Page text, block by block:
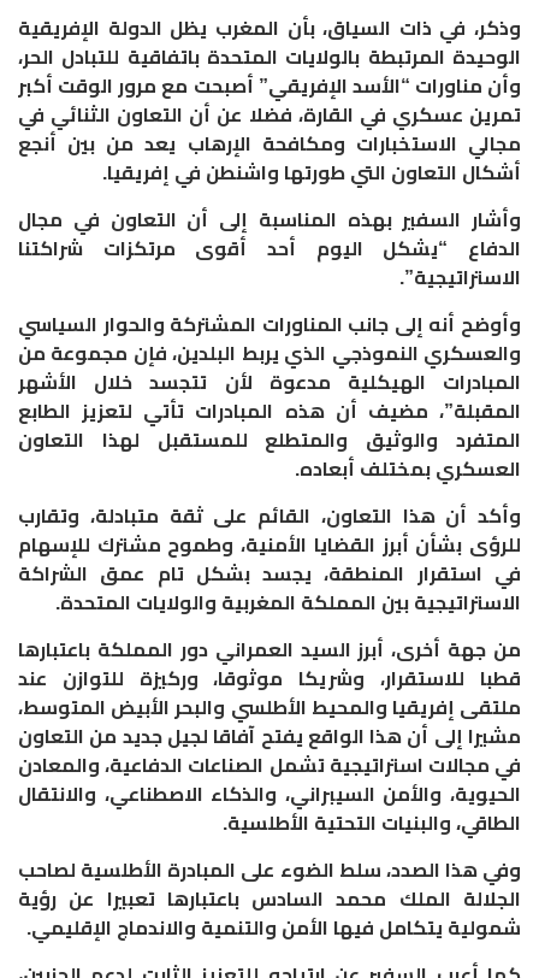
وذكر، في ذات السياق، بأن المغرب يظل الدولة الإفريقية
الوحيدة المرتبطة بالولايات المتحدة باتفاقية للتبادل الحر،
وأن مناورات “الأسد الإفريقي” أصبحت مع مرور الوقت أكبر
تمرين عسكري في القارة، فضلا عن أن التعاون الثنائي في
مجالي الاستخبارات ومكافحة الإرهاب يعد من بين أنجع
أشكال التعاون التي طورتها واشنطن في إفريقيا.
وأشار السفير بهذه المناسبة إلى أن التعاون في مجال
الدفاع “يشكل اليوم أحد أقوى مرتكزات شراكتنا
الاستراتيجية”.
وأوضح أنه إلى جانب المناورات المشتركة والحوار السياسي
والعسكري النموذجي الذي يربط البلدين، فإن مجموعة من
المبادرات الهيكلية مدعوة لأن تتجسد خلال الأشهر
المقبلة”، مضيف أن هذه المبادرات تأتي لتعزيز الطابع
المتفرد والوثيق والمتطلع للمستقبل لهذا التعاون
العسكري بمختلف أبعاده.
وأكد أن هذا التعاون، القائم على ثقة متبادلة، وتقارب
للرؤى بشأن أبرز القضايا الأمنية، وطموح مشترك للإسهام
في استقرار المنطقة، يجسد بشكل تام عمق الشراكة
الاستراتيجية بين المملكة المغربية والولايات المتحدة.
من جهة أخرى، أبرز السيد العمراني دور المملكة باعتبارها
قطبا للاستقرار، وشريكا موثوقا، وركيزة للتوازن عند
ملتقى إفريقيا والمحيط الأطلسي والبحر الأبيض المتوسط،
مشيرا إلى أن هذا الواقع يفتح آفاقا لجيل جديد من التعاون
في مجالات استراتيجية تشمل الصناعات الدفاعية، والمعادن
الحيوية، والأمن السيبراني، والذكاء الاصطناعي، والانتقال
الطاقي، والبنيات التحتية الأطلسية.
وفي هذا الصدد، سلط الضوء على المبادرة الأطلسية لصاحب
الجلالة الملك محمد السادس باعتبارها تعبيرا عن رؤية
شمولية يتكامل فيها الأمن والتنمية والاندماج الإقليمي.